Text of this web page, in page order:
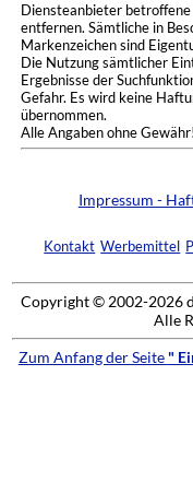
Diensteanbieter
entfernen. Sämtliche in
Markenzeichen sind
Die Nutzung sämtlicher
Ergebnisse der
Gefahr. Es wird keine
übernommen.
Alle Angaben ohne Gewähr!
Impressum -
Kontakt Werbemittel
Copyright © 2002-2026
Alle
Zum Anfang der Seite "